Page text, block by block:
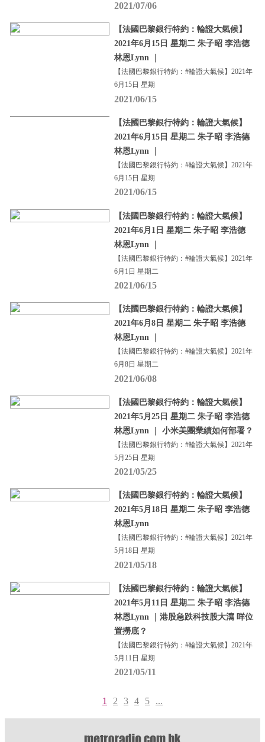
2021/07/06
【法國巴黎銀行特約：輪證大氣候】
2021年6月15日 星期二 朱子昭 李浩德
林恩Lynn ｜
【法國巴黎銀行特約：#輪證大氣候】2021年
6月15日 星期
2021/06/15
【法國巴黎銀行特約：輪證大氣候】
2021年6月15日 星期二 朱子昭 李浩德
林恩Lynn ｜
【法國巴黎銀行特約：#輪證大氣候】2021年
6月15日 星期
2021/06/15
【法國巴黎銀行特約：輪證大氣候】
2021年6月1日 星期二 朱子昭 李浩德
林恩Lynn ｜
【法國巴黎銀行特約：#輪證大氣候】2021年
6月1日 星期二
2021/06/15
【法國巴黎銀行特約：輪證大氣候】
2021年6月8日 星期二 朱子昭 李浩德
林恩Lynn ｜
【法國巴黎銀行特約：#輪證大氣候】2021年
6月8日 星期二
2021/06/08
【法國巴黎銀行特約：輪證大氣候】
2021年5月25日 星期二 朱子昭 李浩德
林恩Lynn ｜ 小米美團業績如何部署？
【法國巴黎銀行特約：#輪證大氣候】2021年
5月25日 星期
2021/05/25
【法國巴黎銀行特約：輪證大氣候】
2021年5月18日 星期二 朱子昭 李浩德
林恩Lynn
【法國巴黎銀行特約：#輪證大氣候】2021年
5月18日 星期
2021/05/18
【法國巴黎銀行特約：輪證大氣候】
2021年5月11日 星期二 朱子昭 李浩德
林恩Lynn ｜港股急跌科技股大瀉 咩位
置撈底？
【法國巴黎銀行特約：#輪證大氣候】2021年
5月11日 星期
2021/05/11
1 2 3 4 5 ...